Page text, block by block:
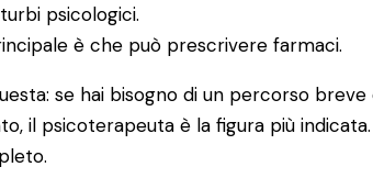
psicologici.
è che può prescrivere farmaci.
se hai bisogno di un percorso
il psicoterapeuta è la figura più